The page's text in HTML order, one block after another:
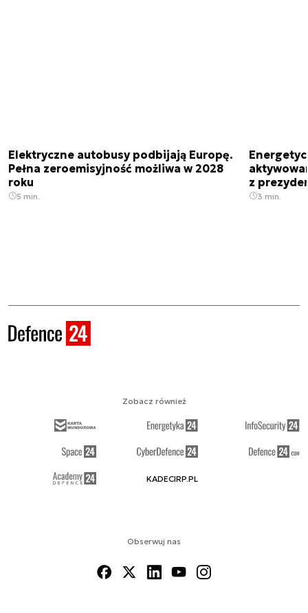
Elektryczne autobusy podbijają Europę.
Pełna zeroemisyjność możliwa w 2028
roku
5 min.
z
3 min.
Obserwuj nas
Zobacz również
KADECIRP.PL